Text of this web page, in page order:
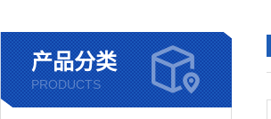
产品分类
PRODUCTS